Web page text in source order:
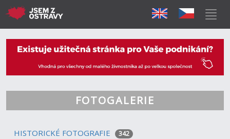
FOTOGALERIE
HISTORICKÉ FOTOGRAFIE 342